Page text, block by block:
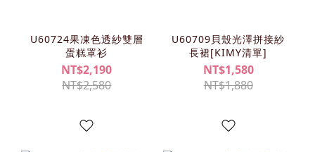
U60724果凍色透紗雙層
蛋糕罩衫
NT$2,190
NT$2,580
U60709貝殼光澤拼接紗
長裙[KIMY清單]
NT$1,580
NT$1,880